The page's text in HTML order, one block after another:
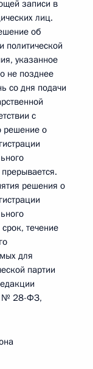
записи в
лиц.
об
политической
указанное
не позднее
со дня подачи
с
решение о
решения о
течение
для
партии
№ 28-ФЗ,